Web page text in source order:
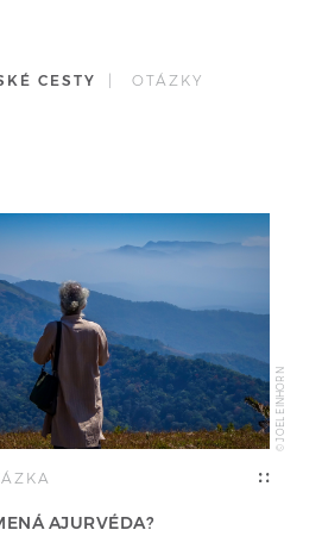
CESTY | OTÁZKY
© JOEL EINHORN
AJURVÉDA?